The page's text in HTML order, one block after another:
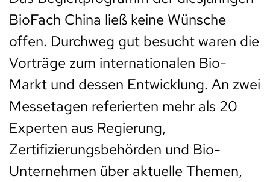
BioFach China ließ keine Wünsche
offen. Durchweg gut besucht waren die
Vorträge zum internationalen Bio-
Markt und dessen Entwicklung. An zwei
Messetagen referierten mehr als 20
Experten aus Regierung,
Zertifizierungsbehörden und Bio-
Unternehmen über aktuelle Themen,